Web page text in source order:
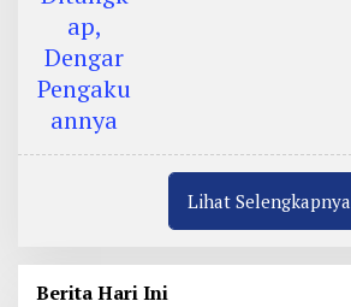
Lihat Selengkapnya
Berita Hari Ini